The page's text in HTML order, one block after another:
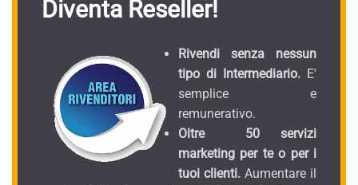
Diventa Reseller!
Rivendi senza nessun
tipo di Intermediario. E'
semplice e
remunerativo.
Oltre 50 servizi
marketing per te o per i
tuoi clienti. Aumentare il